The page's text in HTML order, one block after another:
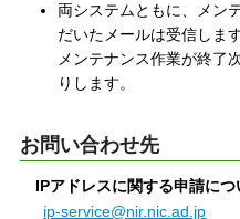
両システムともに、メン
だいたメールは受信しま
メンテナンス作業が終了
りします。
お問い合わせ先
IPアドレスに関する申請につ
ip-service@nir.nic.ad.jp